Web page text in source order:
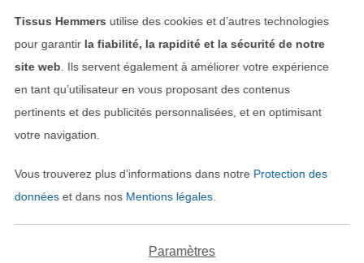
Nos partenaires logistiques
CGV
Passer à la boutique allemande
Tissus Hemmers utilise des cookies et d’autres technologies
pour garantir la fiabilité, la rapidité et la sécurité de notre
site web . Ils servent également à améliorer votre expérience
en tant qu’utilisateur en vous proposant des contenus
pertinents et des publicités personnalisées, et en optimisant
votre navigation.
Vous trouverez plus d’informations dans notre Protection des
donnéeset dans nos Mentions légales.
Paramètres